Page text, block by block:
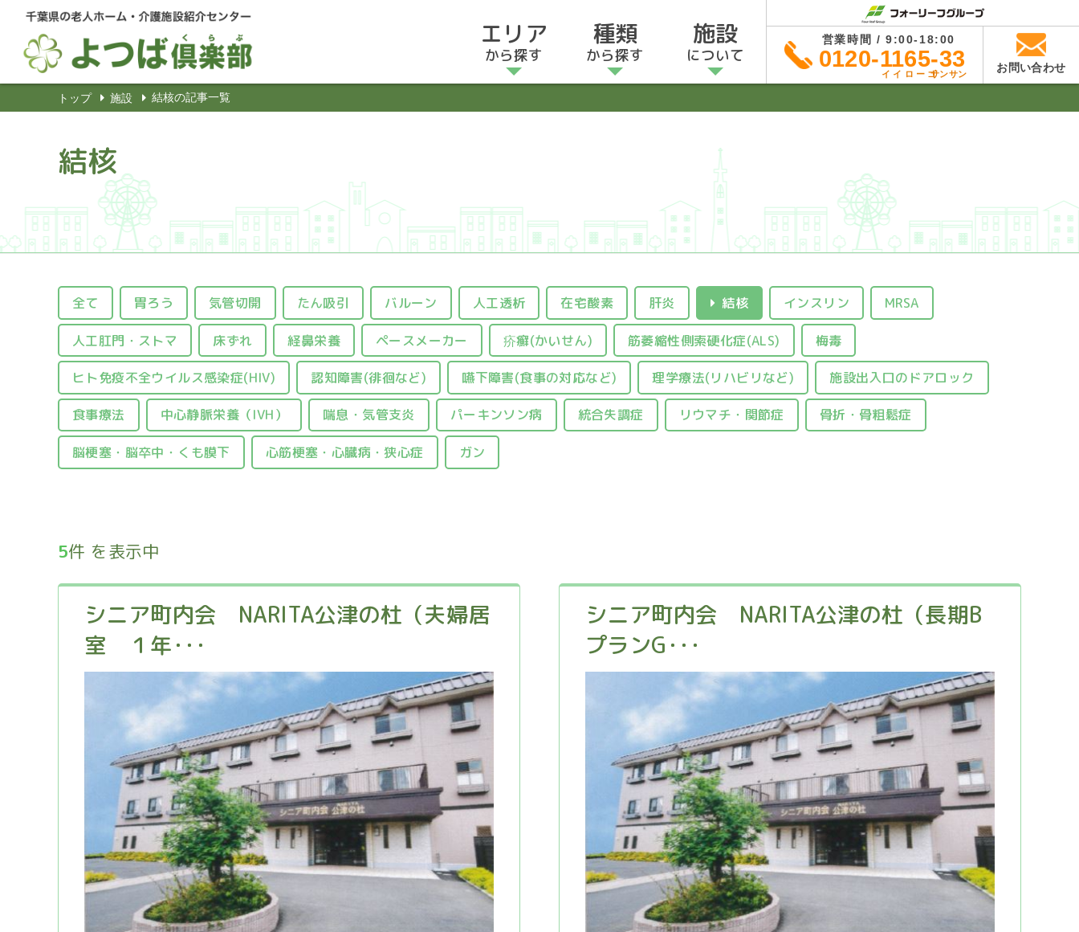
営業時間 / 9:00-18:00
0120-1165-33
イイローゴサンサン お問い合わせ
エリア
から探す
種類
から探す
施設
について
トップ 施設 結核の記事一覧
結核
全て 胃ろう 気管切開 たん吸引 バルーン 人工透析 在宅酸素 肝炎 結核 インスリン MRSA
人工肛門・ストマ 床ずれ 経鼻栄養 ペースメーカー 疥癬(かいせん) 筋萎縮性側索硬化症(ALS) 梅毒
ヒト免疫不全ウイルス感染症(HIV) 認知障害(徘徊など) 嚥下障害(食事の対応など) 理学療法(リハビリなど) 施設出入口のドアロック
食事療法 中心静脈栄養（IVH） 喘息・気管支炎 パーキンソン病 統合失調症 リウマチ・関節症 骨折・骨粗鬆症
脳梗塞・脳卒中・くも膜下 心筋梗塞・心臓病・狭心症 ガン
5件 を表示中
シニア町内会 NARITA公津の杜（夫婦居
室 １年･･･
シニア町内会 NARITA公津の杜（長期B
プランG･･･